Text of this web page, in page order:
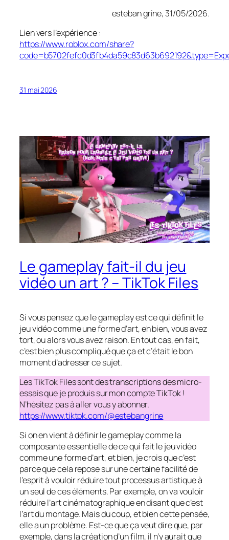
esteban grine, 31/05/2026.
Lien vers l’expérience :
https://www.roblox.com/share?
31 mai 2026
Le gameplay fait-il du jeu
vidéo un art ? – TikTok Files
Si vous pensez que le gameplay est ce qui définit le
jeu vidéo comme une forme d’art, eh bien, vous avez
tort, ou alors vous avez raison. En tout cas, en fait,
c’est bien plus compliqué que ça et c’était le bon
moment d’adresser ce sujet.
Les TikTok Files sont des transcriptions des micro-
essais que je produis sur mon compte TikTok !
N’hésitez pas à aller vous y abonner.
https://www.tiktok.com/@estebangrine
Si on en vient à définir le gameplay comme la
composante essentielle de ce qui fait le jeu vidéo
comme une forme d’art, et bien, je crois que c’est
parce que cela repose sur une certaine facilité de
l’esprit à vouloir réduire tout processus artistique à
un seul de ces éléments. Par exemple, on va vouloir
réduire l’art cinématographique en disant que c’est
l’art du montage. Mais du coup, et bien cette pensée,
elle a un problème. Est-ce que ça veut dire que, par
exemple, dans la création d’un film, il n’y aurait que